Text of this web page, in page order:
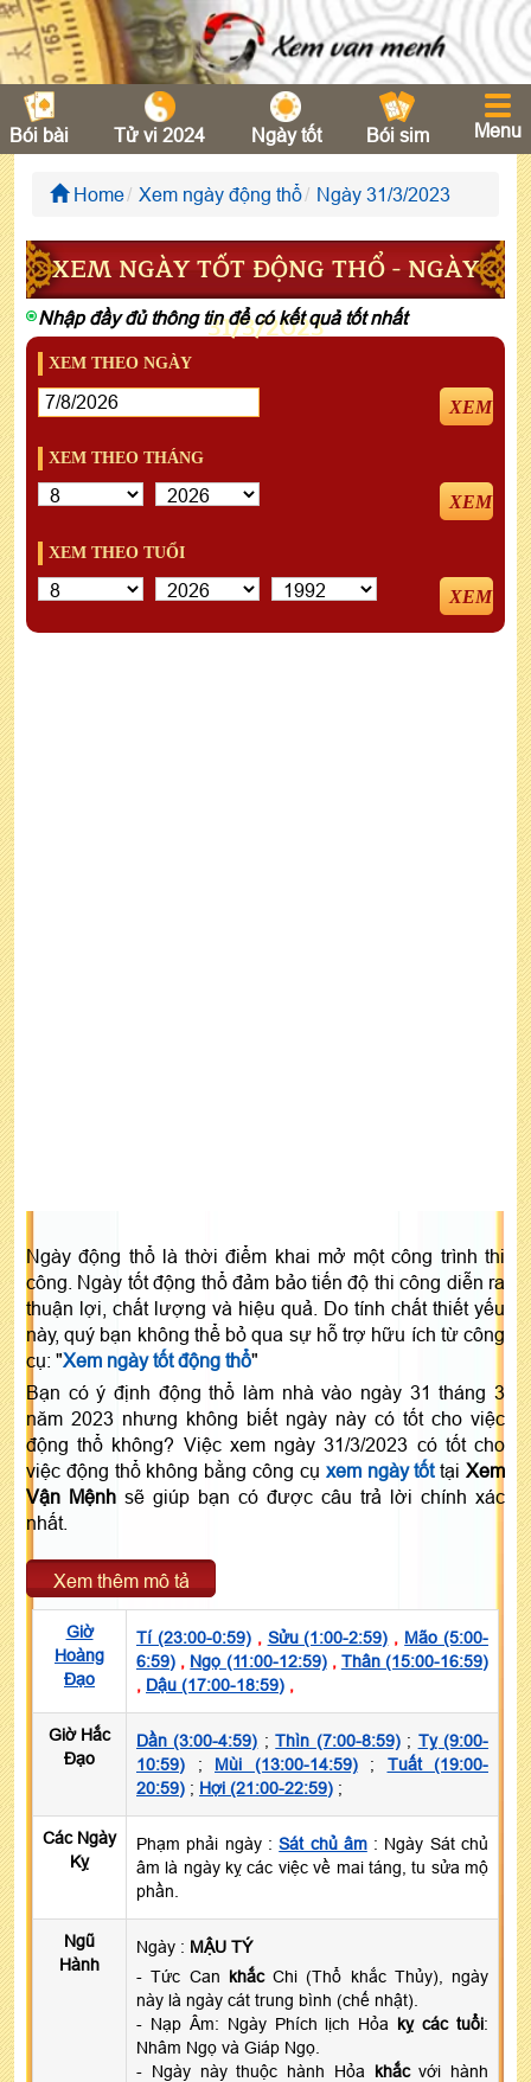
Bói bài Tử vi 2024 Ngày tốt Bói sim Menu
Home Xem ngày động thổ Ngày 31/3/2023
XEM NGÀY TỐT ĐỘNG THỔ - NGÀY
31/3/2023
Nhập đầy đủ thông tin để có kết quả tốt nhất
XEM THEO NGÀY
XEM
XEM THEO THÁNG
XEM
XEM THEO TUỔI
XEM
Ngày động thổ là thời điểm khai mở một công trình thi
công. Ngày tốt động thổ đảm bảo tiến độ thi công diễn ra
thuận lợi, chất lượng và hiệu quả. Do tính chất thiết yếu
này, quý bạn không thể bỏ qua sự hỗ trợ hữu ích từ công
cụ: "Xem ngày tốt động thổ"
Bạn có ý định động thổ làm nhà vào ngày 31 tháng 3
năm 2023 nhưng không biết ngày này có tốt cho việc
động thổ không? Việc xem ngày 31/3/2023 có tốt cho
việc động thổ không bằng công cụ xem ngày tốttạiXem
Vận Mệnh sẽ giúp bạn có được câu trả lời chính xác
nhất.
Xem thêm mô tả
Giờ
Hoàng
Đạo
Tí (23:00-0:59), Sửu (1:00-2:59) , Mão (5:00-
6:59) , Ngọ (11:00-12:59), Thân (15:00-16:59)
, Dậu (17:00-18:59) ,
Giờ Hắc
Đạo
Dần (3:00-4:59) ;Thìn (7:00-8:59); Tỵ (9:00-
10:59) ; Mùi (13:00-14:59); Tuất (19:00-
20:59) ; Hợi (21:00-22:59) ;
Các Ngày
Kỵ
Phạm phải ngày : Sát chủ âm: Ngày Sát chủ
âm là ngày kỵ các việc về mai táng, tu sửa mộ
phần.
Ngũ
Hành
Ngày : MẬU TÝ
- Tức Can khắcChi (Thổ khắc Thủy), ngày
này là ngày cát trung bình (chế nhật).
- Nạp Âm: Ngày Phích lịch Hỏa kỵ các tuổi:
Nhâm Ngọ và Giáp Ngọ.
- Ngày này thuộc hành Hỏa khắcvới hành